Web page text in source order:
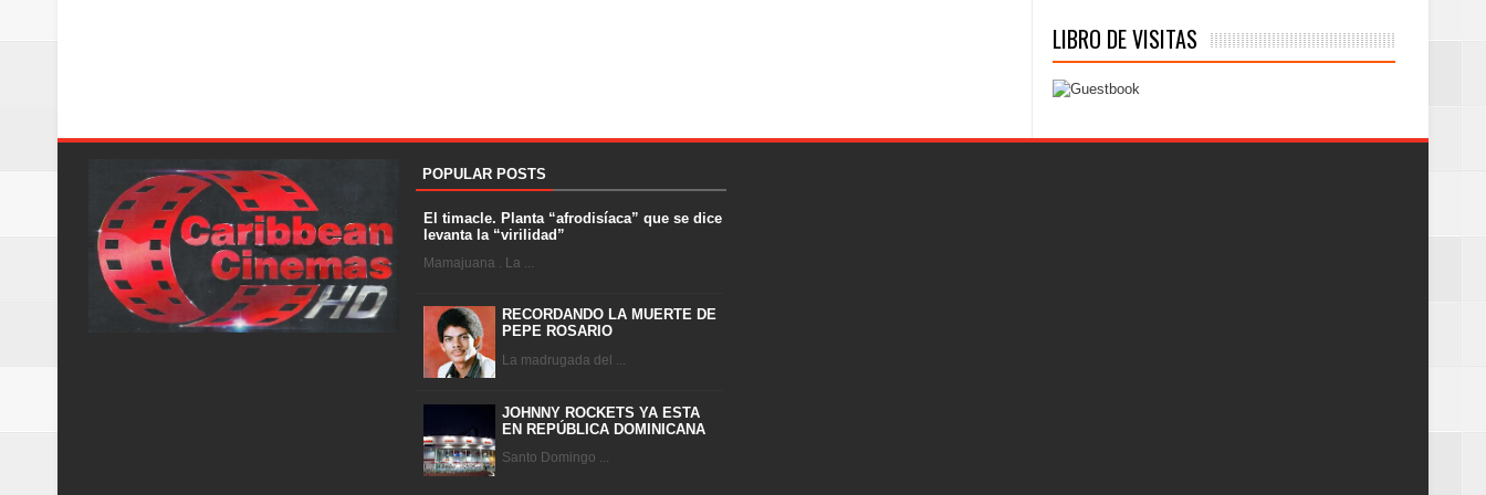
LIBRO DE VISITAS
POPULAR POSTS
El timacle. Planta “afrodisíaca” que se dice
levanta la “virilidad”
Mamajuana . La ...
RECORDANDO LA MUERTE DE
PEPE ROSARIO
La madrugada del ...
JOHNNY ROCKETS YA ESTA
EN REPÚBLICA DOMINICANA
Santo Domingo ...